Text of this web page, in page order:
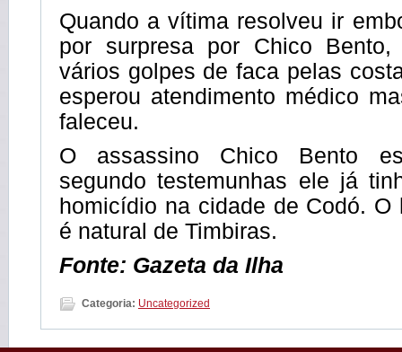
Quando a vítima resolveu ir
por surpresa por Chico
vários golpes de faca pelas
esperou atendimento médico
faleceu.
O assassino Chico Bento
segundo testemunhas ele já
homicídio na cidade de Codó. O
é natural de Timbiras.
Fonte: Gazeta da Ilha
Categoria: Uncategorized